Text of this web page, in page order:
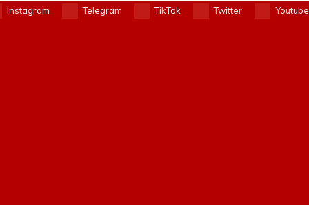
Instagram Telegram TikTok Twitter Youtube